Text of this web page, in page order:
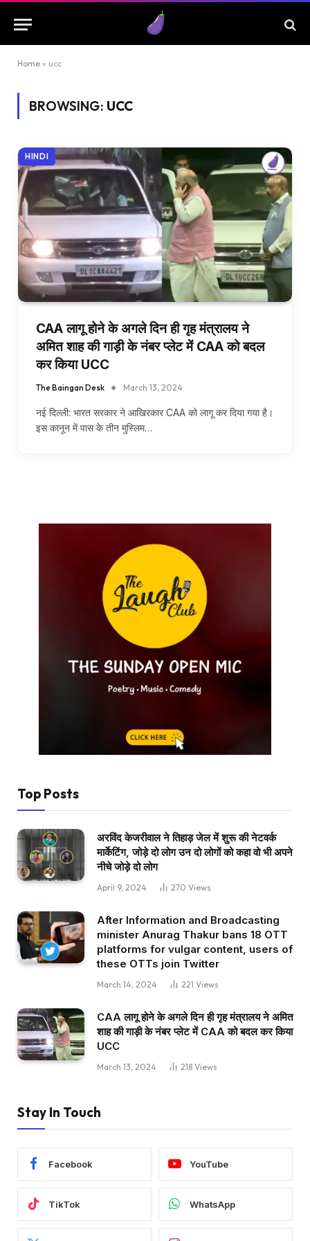
Home » ucc
BROWSING: UCC
HINDI
CAA लागू होने के अगले दिन ही गृह मंत्रालय ने
अमित शाह की गाड़ी के नंबर प्लेट में CAA को बदल
कर किया UCC
The Baingan Desk March 13, 2024
नई दिल्ली: भारत सरकार ने आखिरकार CAA को लागू कर दिया गया है।
इस कानून में पास के तीन मुस्लिम…
Top Posts
अरविंद केजरीवाल ने तिहाड़ जेल में शुरू की नेटवर्क
मार्केटिंग, जोड़े दो लोग उन दो लोगों को कहा वो भी अपने
नीचे जोड़े दो लोग
April 9, 2024 270 Views
After Information and Broadcasting
minister Anurag Thakur bans 18 OTT
platforms for vulgar content, users of
these OTTs join Twitter
March 14, 2024 221 Views
CAA लागू होने के अगले दिन ही गृह मंत्रालय ने अमित
शाह की गाड़ी के नंबर प्लेट में CAA को बदल कर किया
UCC
March 13, 2024 218 Views
Stay In Touch
Facebook YouTube
TikTok WhatsApp